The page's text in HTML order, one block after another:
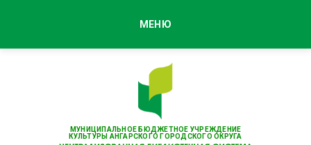
МУНИЦИПАЛЬНОЕ БЮДЖЕТНОЕ УЧРЕЖДЕНИЕ
КУЛЬТУРЫ АНГАРСКОГО ГОРОДСКОГО ОКРУГА
МЕНЮ